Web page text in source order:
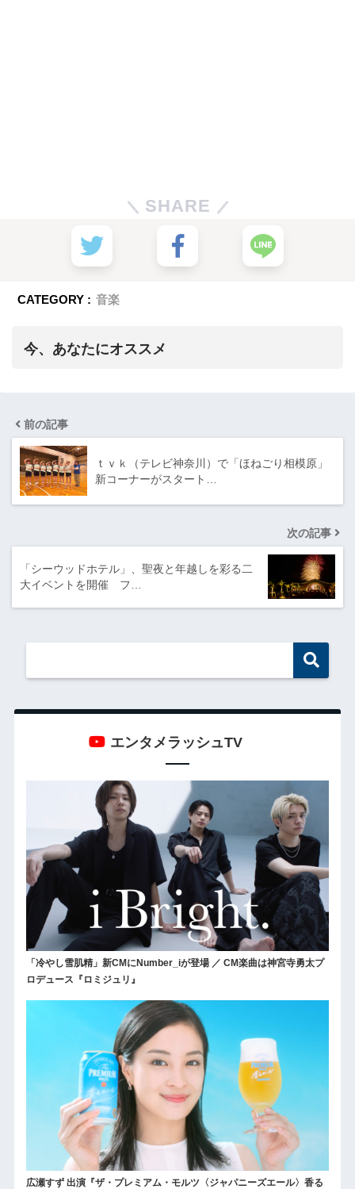
SHARE
CATEGORY : 音楽
今、あなたにオススメ
前の記事
ｔｖｋ（テレビ神奈川）で「ほねごり相模原」
新コーナーがスタート…
次の記事
「シーウッドホテル」、聖夜と年越しを彩る二
大イベントを開催 フ…
エンタメラッシュTV
「冷やし雪肌精」新CMにNumber_iが登場 ／ CM楽曲は神宮寺勇太プ
ロデュース『ロミジュリ』
広瀬すず 出演『ザ・プレミアム・モルツ〈ジャパニーズエール〉香る